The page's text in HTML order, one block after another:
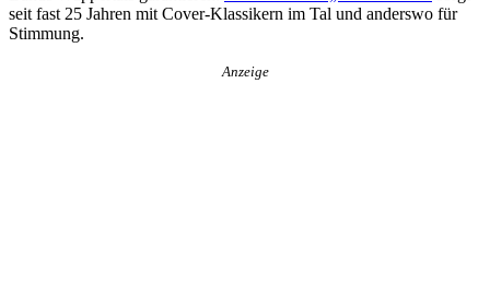
seit fast 25 Jahren mit Cover-Klassikern im Tal und anderswo für
Stimmung.
Anzeige